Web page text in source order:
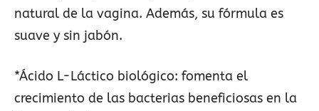
natural de la vagina. Además, su fórmula es
suave y sin jabón.
*Ácido L-Láctico biológico: fomenta el
crecimiento de las bacterias beneficiosas en la